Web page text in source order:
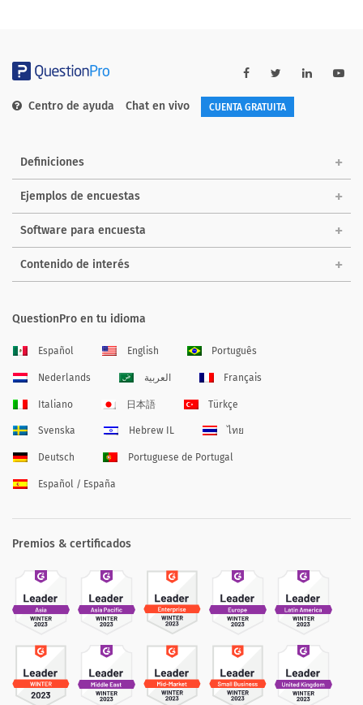
Centro de ayuda Chat en vivo CUENTA GRATUITA
Definiciones
Ejemplos de encuestas
Software para encuesta
Contenido de interés
QuestionPro en tu idioma
Español English Português
Nederlands العربية Français
Italiano 日本語 Türkçe
Svenska Hebrew IL ไทย
Deutsch Portuguese de Portugal
Español / España
Premios & certificados